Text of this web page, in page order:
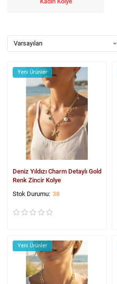
Yeni Ürünler
Deniz Yıldızı Charm Detaylı Gold
Renk Zincir Kolye
38
Yeni Ürünler